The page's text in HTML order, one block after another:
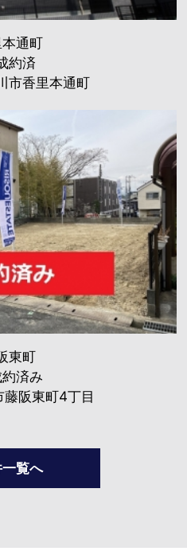
通町
約済
市香里本通町
東町
済み
藤阪東町4丁目
覧へ